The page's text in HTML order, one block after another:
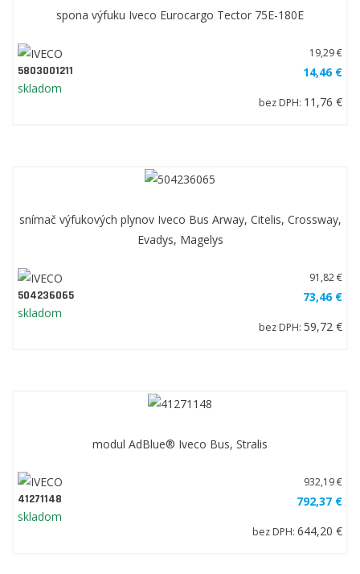
spona výfuku Iveco Eurocargo Tector 75E-180E
5803001211
skladom
19,29 €
14,46 €
bez DPH: 11,76 €
snímač výfukových plynov Iveco Bus Arway, Citelis, Crossway,
Evadys, Magelys
504236065
skladom
91,82 €
73,46 €
bez DPH: 59,72 €
modul AdBlue® Iveco Bus, Stralis
41271148
skladom
932,19 €
792,37 €
bez DPH: 644,20 €